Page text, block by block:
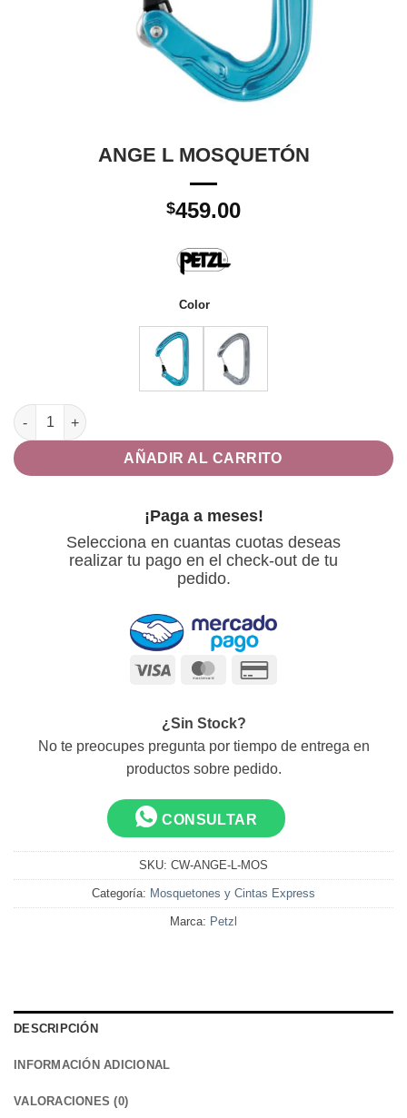
ANGE L MOSQUETÓN
$459.00
Color
ANGE L MOSQUETÓN cantidad
AÑADIR AL CARRITO
¡Paga a meses!
Selecciona en cuantas cuotas deseas
realizar tu pago en el check-out de tu
pedido.
Visa MasterCard
¿Sin Stock?
No te preocupes pregunta por tiempo de entrega en
productos sobre pedido.
CONSULTAR
SKU: CW-ANGE-L-MOS
Categoría: Mosquetones y Cintas Express
Marca: Petzl
DESCRIPCIÓN
INFORMACIÓN ADICIONAL
VALORACIONES (0)